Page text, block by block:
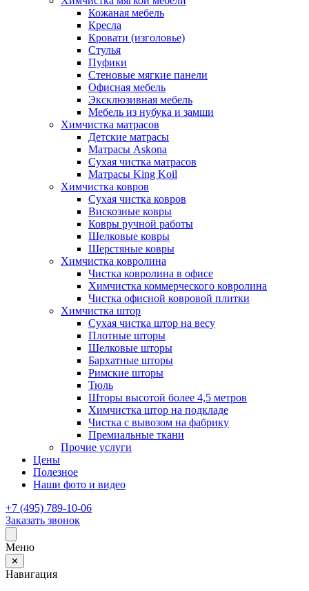
Кожаная мебель
Кресла
Кровати (изголовье)
Стулья
Пуфики
Стеновые мягкие панели
Офисная мебель
Эксклюзивная мебель
Мебель из нубука и замши
Химчистка матрасов
Детские матрасы
Матрасы Askona
Сухая чистка матрасов
Матрасы King Koil
Химчистка ковров
Сухая чистка ковров
Вискозные ковры
Ковры ручной работы
Шелковые ковры
Шерстяные ковры
Химчистка ковролина
Чистка ковролина в офисе
Химчистка коммерческого ковролина
Чистка офисной ковровой плитки
Химчистка штор
Сухая чистка штор на весу
Плотные шторы
Шелковые шторы
Бархатные шторы
Римские шторы
Тюль
Шторы высотой более 4,5 метров
Химчистка штор на подкладе
Чистка с вывозом на фабрику
Премиальные ткани
Прочие услуги
Цены
Полезное
Наши фото и видео
+7 (495) 789-10-06
Заказать звонок
Меню
✕
Навигация